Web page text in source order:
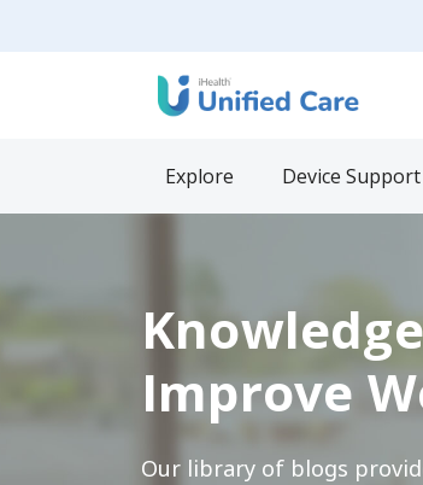
Explore Device Support
Improve
Our library of blogs